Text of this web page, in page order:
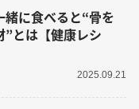
緒に食べると“骨を
とは【健康レシ
2025.09.21